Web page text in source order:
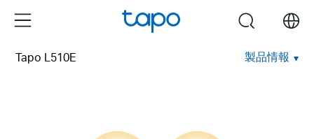
Menu search
Tapo L510E 製品情報